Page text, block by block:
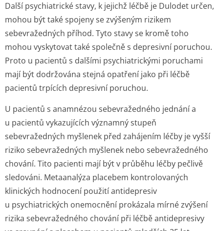
Další psychiatrické stavy, k jejichž léčbě je Dulodet určen,
mohou být také spojeny se zvýšeným rizikem
sebevražedných příhod. Tyto stavy se kromě toho
mohou vyskytovat také společně s depresivní poruchou.
Proto u pacientů s dalšími psychiatrickými poruchami
mají být dodržována stejná opatření jako při léčbě
pacientů trpících depresivní poruchou.
U pacientů s anamnézou sebevražedného jednání a
u pacientů vykazujících významný stupeň
sebevražedných myšlenek před zahájením léčby je vyšší
riziko sebevražedných myšlenek nebo sebevražedného
chování. Tito pacienti mají být v průběhu léčby pečlivě
sledováni. Metaanalýza placebem kontrolovaných
klinických hodnocení použití antidepresiv
u psychiatrických onemocnění prokázala mírné zvýšení
rizika sebevražedného chování při léčbě antidepresivy